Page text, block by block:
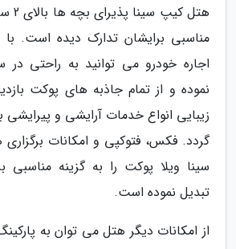
هتل
مناسبی برایشان تدارک دیده است. با
اجاره خودرو می توانید به راحتی
نموده و از تمام جاذبه های پوکت
زیبایی انواع خدمات آرایشی و پیرایشی
گردد. فکس، فتوکپی و امکانات
سینا ویلا پوکت را به گزینه مناسبی
تبدیل نموده است.
از امکانات دیگر هتل می توان به